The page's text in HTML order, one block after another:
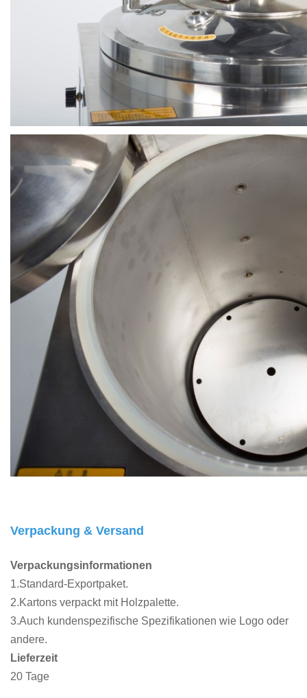
Verpackung & Versand
Verpackungsinformationen
1.Standard-Exportpaket.
2.Kartons verpackt mit Holzpalette.
3.Auch kundenspezifische Spezifikationen wie Logo oder
andere.
Lieferzeit
20 Tage